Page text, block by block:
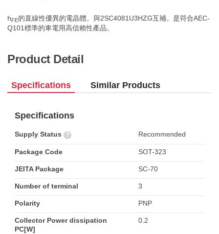
hFE的直線性優異的電晶體。與2SC4081U3HZG互補。是符合AEC-
Q101標準的車電用高信賴性產品。
Product Detail
Specifications Similar Products
Specifications
Supply Status ? Recommended
Package Code SOT-323
JEITA Package SC-70
Number of terminal 3
Polarity PNP
Collector Power dissipation
PC[W]
0.2